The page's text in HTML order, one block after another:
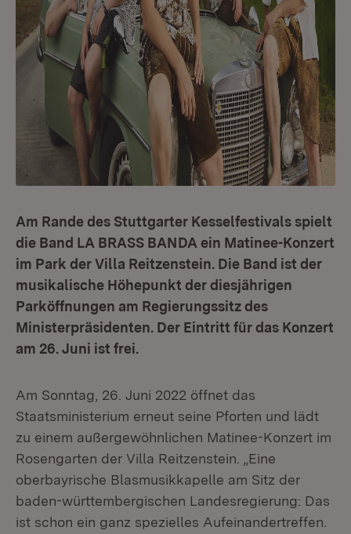
Am Rande des Stuttgarter Kesselfestivals spielt
die Band LA BRASS BANDA ein Matinee-Konzert
im Park der Villa Reitzenstein. Die Band ist der
musikalische Höhepunkt der diesjährigen
Parköffnungen am Regierungssitz des
Ministerpräsidenten. Der Eintritt für das Konzert
am 26. Juni ist frei.
Am Sonntag, 26. Juni 2022 öffnet das
Staatsministerium erneut seine Pforten und lädt
zu einem außergewöhnlichen Matinee-Konzert im
Rosengarten der Villa Reitzenstein. „Eine
oberbayrische Blasmusikkapelle am Sitz der
baden-württembergischen Landesregierung: Das
ist schon ein ganz spezielles Aufeinandertreffen.